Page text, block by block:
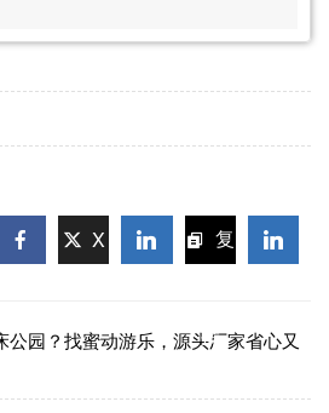
X
复
接
公园？找蜜动游乐，源头厂家省心又